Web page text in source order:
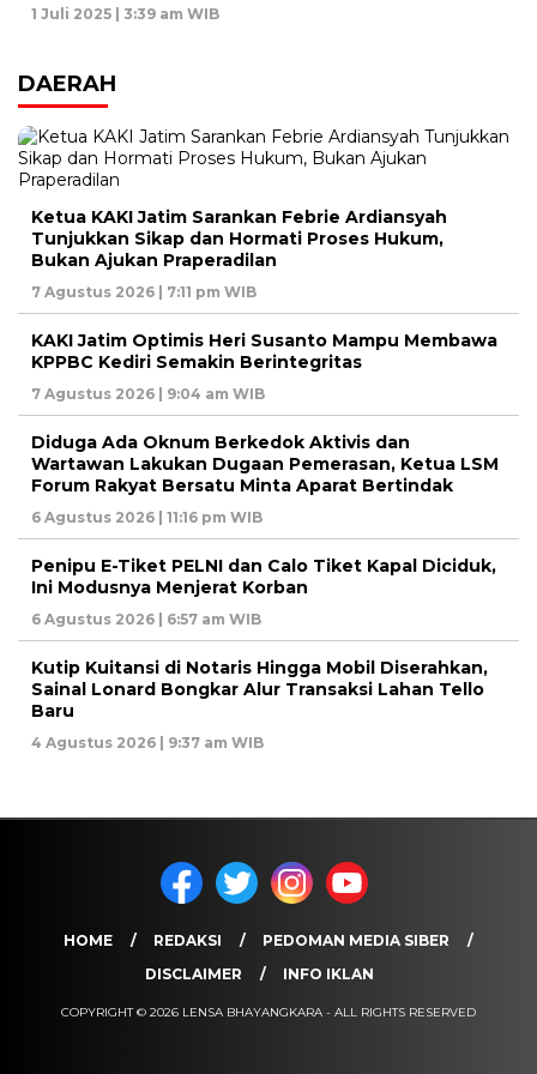
1 Juli 2025 | 3:39 am WIB
DAERAH
Ketua KAKI Jatim Sarankan Febrie Ardiansyah
Tunjukkan Sikap dan Hormati Proses Hukum,
Bukan Ajukan Praperadilan
7 Agustus 2026 | 7:11 pm WIB
KAKI Jatim Optimis Heri Susanto Mampu Membawa
KPPBC Kediri Semakin Berintegritas
7 Agustus 2026 | 9:04 am WIB
Diduga Ada Oknum Berkedok Aktivis dan
Wartawan Lakukan Dugaan Pemerasan, Ketua LSM
Forum Rakyat Bersatu Minta Aparat Bertindak
6 Agustus 2026 | 11:16 pm WIB
Penipu E-Tiket PELNI dan Calo Tiket Kapal Diciduk,
Ini Modusnya Menjerat Korban
6 Agustus 2026 | 6:57 am WIB
Kutip Kuitansi di Notaris Hingga Mobil Diserahkan,
Sainal Lonard Bongkar Alur Transaksi Lahan Tello
Baru
4 Agustus 2026 | 9:37 am WIB
HOME REDAKSI
PEDOMAN MEDIA SIBER
DISCLAIMER
INFO IKLAN
COPYRIGHT © 2026 LENSA BHAYANGKARA - ALL RIGHTS RESERVED